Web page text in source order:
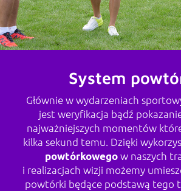
System
Głównie w wydarzeniach
jest weryfikacja bądź
najważniejszych momentów
kilka sekund temu. Dzięki
powtórkowegow naszych
i realizacjach wizji możemy
powtórki będące podstawą tego